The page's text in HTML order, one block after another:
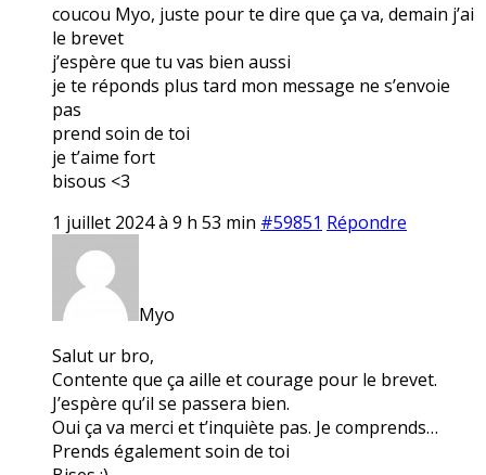
coucou Myo, juste pour te dire que ça va, demain j’ai
le brevet
j’espère que tu vas bien aussi
je te réponds plus tard mon message ne s’envoie
pas
prend soin de toi
je t’aime fort
bisous <3
1 juillet 2024 à 9 h 53 min #59851 Répondre
Myo
Salut ur bro,
Contente que ça aille et courage pour le brevet.
J’espère qu’il se passera bien.
Oui ça va merci et t’inquiète pas. Je comprends…
Prends également soin de toi